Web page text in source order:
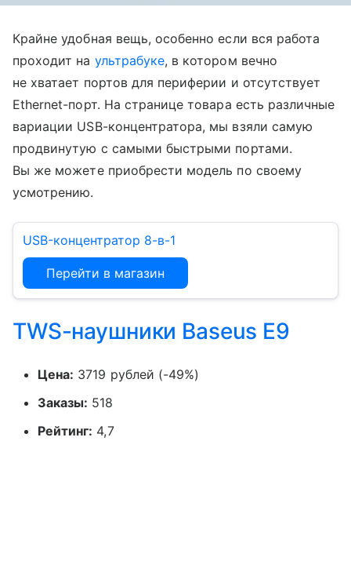
Крайне удобная вещь, особенно если вся работа
проходит на ультрабуке, в котором вечно
не хватает портов для периферии и отсутствует
Ethernet-порт. На странице товара есть различные
вариации USB-концентратора, мы взяли самую
продвинутую с самыми быстрыми портами.
Вы же можете приобрести модель по своему
усмотрению.
USB-концентратор 8-в-1
Перейти в магазин
TWS-наушники Baseus E9
Цена: 3719 рублей (-49%)
Заказы: 518
Рейтинг: 4,7